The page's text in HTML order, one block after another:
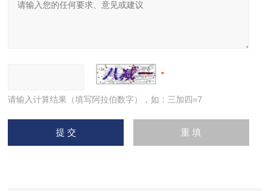
请输入计算结果（填写阿拉伯数字），如：三加四=7